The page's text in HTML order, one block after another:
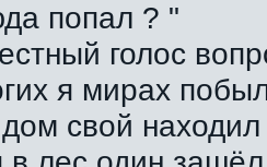
попал ? "
голос
я мирах
свой находил